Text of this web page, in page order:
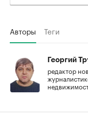
Авторы Теги
Георгий
редактор